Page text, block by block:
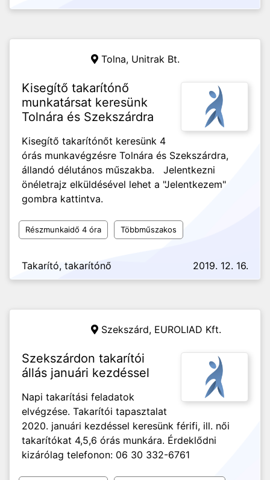
Tolna, Unitrak Bt.
Kisegítő takarítónő
munkatársat keresünk
Tolnára és Szekszárdra
Kisegítő takarítónőt keresünk 4
órás munkavégzésre Tolnára és Szekszárdra,
állandó délutános műszakba. Jelentkezni
önéletrajz elküldésével lehet a "Jelentkezem"
gombra kattintva.
Részmunkaidő 4 óra Többműszakos
Takarító, takarítónő 2019. 12. 16.
Szekszárd, EUROLIAD Kft.
Szekszárdon takarítói
állás januári kezdéssel
Napi takarítási feladatok
elvégzése. Takarítói tapasztalat
2020. januári kezdéssel keresünk férifi, ill. női
takarítókat 4,5,6 órás munkára. Érdeklődni
kizárólag telefonon: 06 30 332-6761